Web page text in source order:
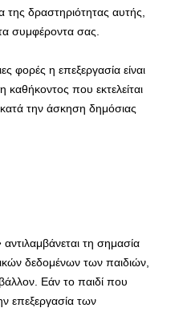
της δραστηριότητας αυτής,
συμφέροντα σας.
φορές η επεξεργασία είναι
που εκτελείται
την άσκηση δημόσιας
αντιλαμβάνεται τη σημασία
δεδομένων των παιδιών,
Εάν το παιδί που
επεξεργασία των